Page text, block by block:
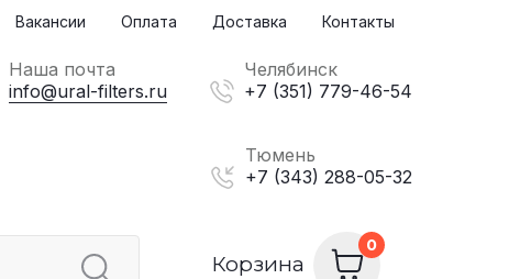
Корзина
Вакансии Оплата Доставка Контакты
Наша почта
info@ural-filters.ru
Челябинск
+7 (351) 779-46-54
Тюмень
+7 (343) 288-05-32